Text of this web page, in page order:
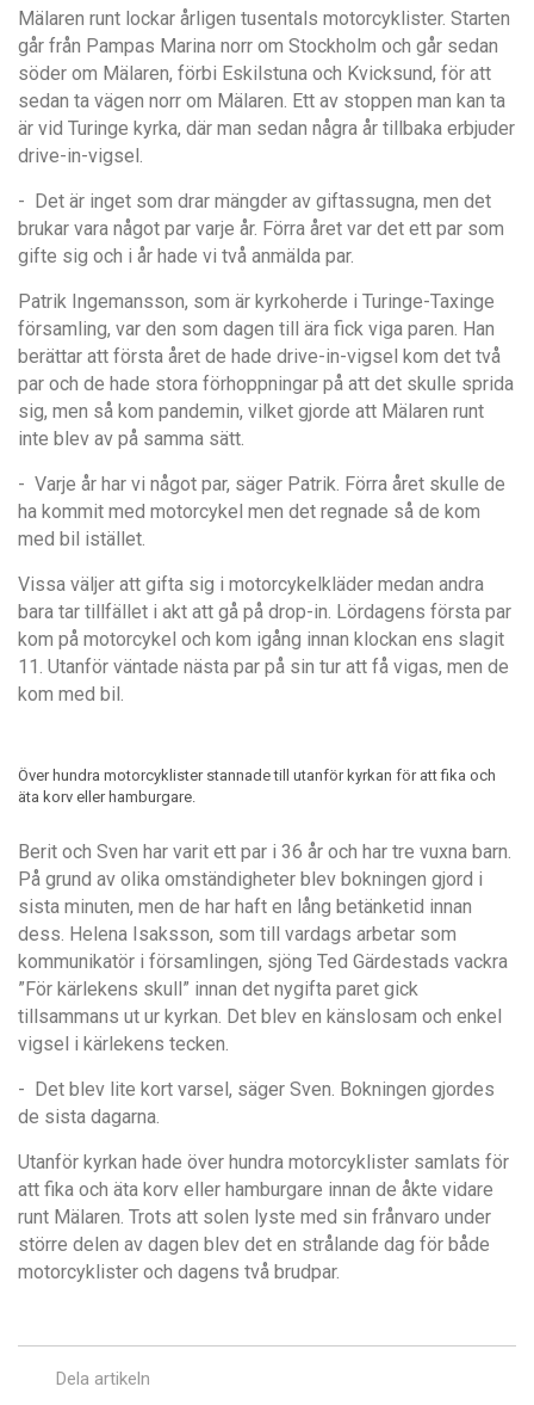
Mälaren runt lockar årligen tusentals motorcyklister. Starten
går från Pampas Marina norr om Stockholm och går sedan
söder om Mälaren, förbi Eskilstuna och Kvicksund, för att
sedan ta vägen norr om Mälaren. Ett av stoppen man kan ta
är vid Turinge kyrka, där man sedan några år tillbaka erbjuder
drive-in-vigsel.
- Det är inget som drar mängder av giftassugna, men det
brukar vara något par varje år. Förra året var det ett par som
gifte sig och i år hade vi två anmälda par.
Patrik Ingemansson, som är kyrkoherde i Turinge-Taxinge
församling, var den som dagen till ära fick viga paren. Han
berättar att första året de hade drive-in-vigsel kom det två
par och de hade stora förhoppningar på att det skulle sprida
sig, men så kom pandemin, vilket gjorde att Mälaren runt
inte blev av på samma sätt.
- Varje år har vi något par, säger Patrik. Förra året skulle de
ha kommit med motorcykel men det regnade så de kom
med bil istället.
Vissa väljer att gifta sig i motorcykelkläder medan andra
bara tar tillfället i akt att gå på drop-in. Lördagens första par
kom på motorcykel och kom igång innan klockan ens slagit
11. Utanför väntade nästa par på sin tur att få vigas, men de
kom med bil.
Över hundra motorcyklister stannade till utanför kyrkan för att fika och
äta korv eller hamburgare.
Berit och Sven har varit ett par i 36 år och har tre vuxna barn.
På grund av olika omständigheter blev bokningen gjord i
sista minuten, men de har haft en lång betänketid innan
dess. Helena Isaksson, som till vardags arbetar som
kommunikatör i församlingen, sjöng Ted Gärdestads vackra
”För kärlekens skull” innan det nygifta paret gick
tillsammans ut ur kyrkan. Det blev en känslosam och enkel
vigsel i kärlekens tecken.
- Det blev lite kort varsel, säger Sven. Bokningen gjordes
de sista dagarna.
Utanför kyrkan hade över hundra motorcyklister samlats för
att fika och äta korv eller hamburgare innan de åkte vidare
runt Mälaren. Trots att solen lyste med sin frånvaro under
större delen av dagen blev det en strålande dag för både
motorcyklister och dagens två brudpar.
Dela artikeln